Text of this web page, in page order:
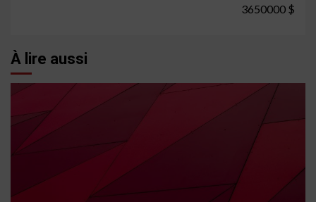
3650000 $
À lire aussi